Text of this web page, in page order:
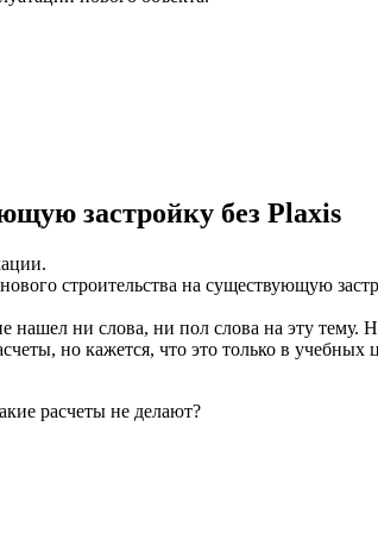
застройку без Plaxis
строительства на существующую
нашел ни слова, ни пол слова на эту тему.
но кажется, что это только в учебных
расчеты не делают?